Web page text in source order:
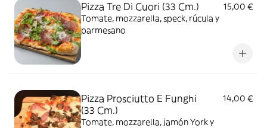
Pizza Tre Di Cuori (33 Cm.)
15,00 €
Tomate, mozzarella, speck, rúcula y
parmesano
Pizza Prosciutto E Funghi
(33 Cm.)
14,00 €
Tomate, mozzarella, jamón York y